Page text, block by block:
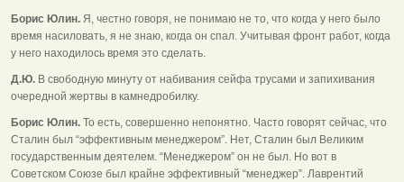
Борис Юлин. Я, честно говоря, не понимаю не то, что когда у него было
время насиловать, я не знаю, когда он спал. Учитывая фронт работ, когда
у него находилось время это сделать.
Д.Ю. В свободную минуту от набивания сейфа трусами и запихивания
очередной жертвы в камнедробилку.
Борис Юлин. То есть, совершенно непонятно. Часто говорят сейчас, что
Сталин был “эффективным менеджером”. Нет, Сталин был Великим
государственным деятелем. “Менеджером” он не был. Но вот в
Советском Союзе был крайне эффективный “менеджер”. Лаврентий